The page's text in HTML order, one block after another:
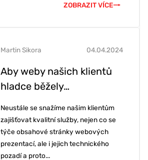
ZOBRAZIT VÍCE
Aby weby našich klientů
hladce běžely…
04.04.2024
Martin Sikora
Neustále se snažíme našim klientům
zajišťovat kvalitní služby, nejen co se
týče obsahové stránky webových
prezentací, ale i jejich technického
pozadí a proto...